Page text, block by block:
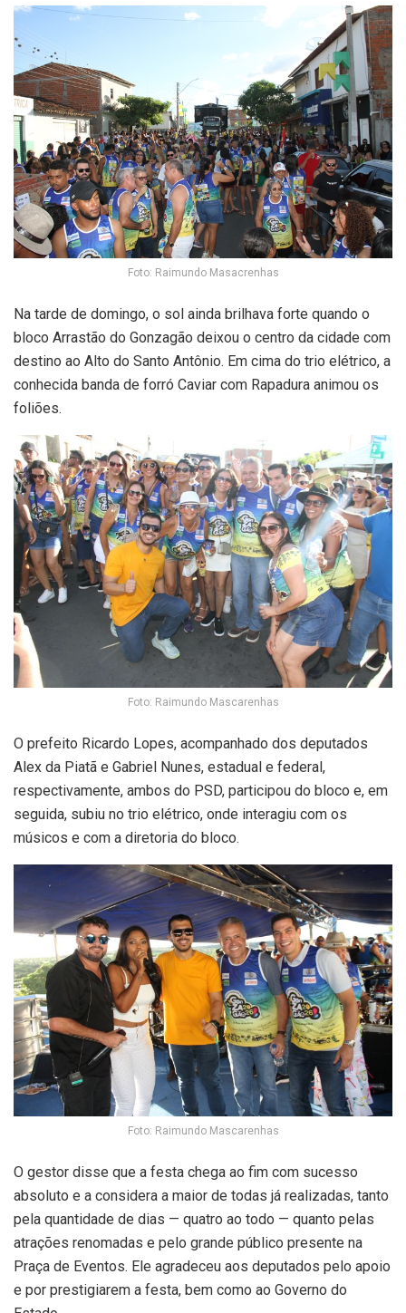
Foto: Raimundo Masacrenhas
Na tarde de domingo, o sol ainda brilhava forte quando o
bloco Arrastão do Gonzagão deixou o centro da cidade com
destino ao Alto do Santo Antônio. Em cima do trio elétrico, a
conhecida banda de forró Caviar com Rapadura animou os
foliões.
Foto: Raimundo Mascarenhas
O prefeito Ricardo Lopes, acompanhado dos deputados
Alex da Piatã e Gabriel Nunes, estadual e federal,
respectivamente, ambos do PSD, participou do bloco e, em
seguida, subiu no trio elétrico, onde interagiu com os
músicos e com a diretoria do bloco.
Foto: Raimundo Mascarenhas
O gestor disse que a festa chega ao fim com sucesso
absoluto e a considera a maior de todas já realizadas, tanto
pela quantidade de dias — quatro ao todo — quanto pelas
atrações renomadas e pelo grande público presente na
Praça de Eventos. Ele agradeceu aos deputados pelo apoio
e por prestigiarem a festa, bem como ao Governo do